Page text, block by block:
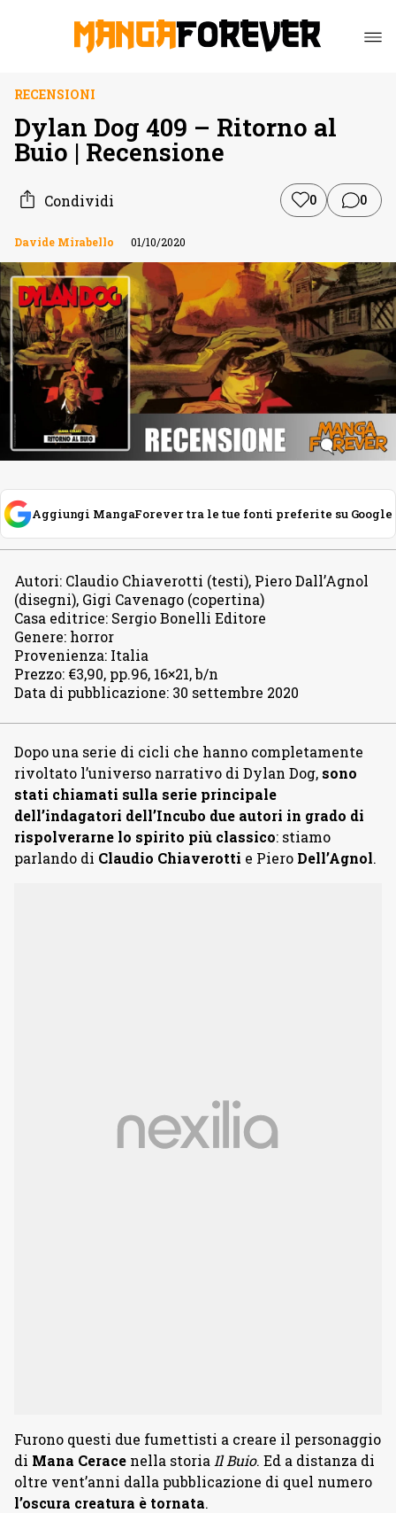
RECENSIONI
Dylan Dog 409 – Ritorno al
Buio | Recensione
Condividi 0 0
Davide Mirabello 01/10/2020
Aggiungi MangaForever tra le tue fonti preferite su Google
Autori: Claudio Chiaverotti (testi), Piero Dall’Agnol
(disegni), Gigi Cavenago (copertina)
Casa editrice: Sergio Bonelli Editore
Genere: horror
Provenienza: Italia
Prezzo: €3,90, pp.96, 16×21, b/n
Data di pubblicazione: 30 settembre 2020
Dopo una serie di cicli che hanno completamente
rivoltato l’universo narrativo di Dylan Dog, sono
stati chiamati sulla serie principale
dell’indagatori dell’Incubo due autori in grado di
rispolverarne lo spirito più classico: stiamo
parlando di Claudio Chiaverotti e Piero Dell’Agnol.
Furono questi due fumettisti a creare il personaggio
di Mana Cerace nella storia Il Buio. Ed a distanza di
oltre vent’anni dalla pubblicazione di quel numero
l’oscura creatura è tornata.